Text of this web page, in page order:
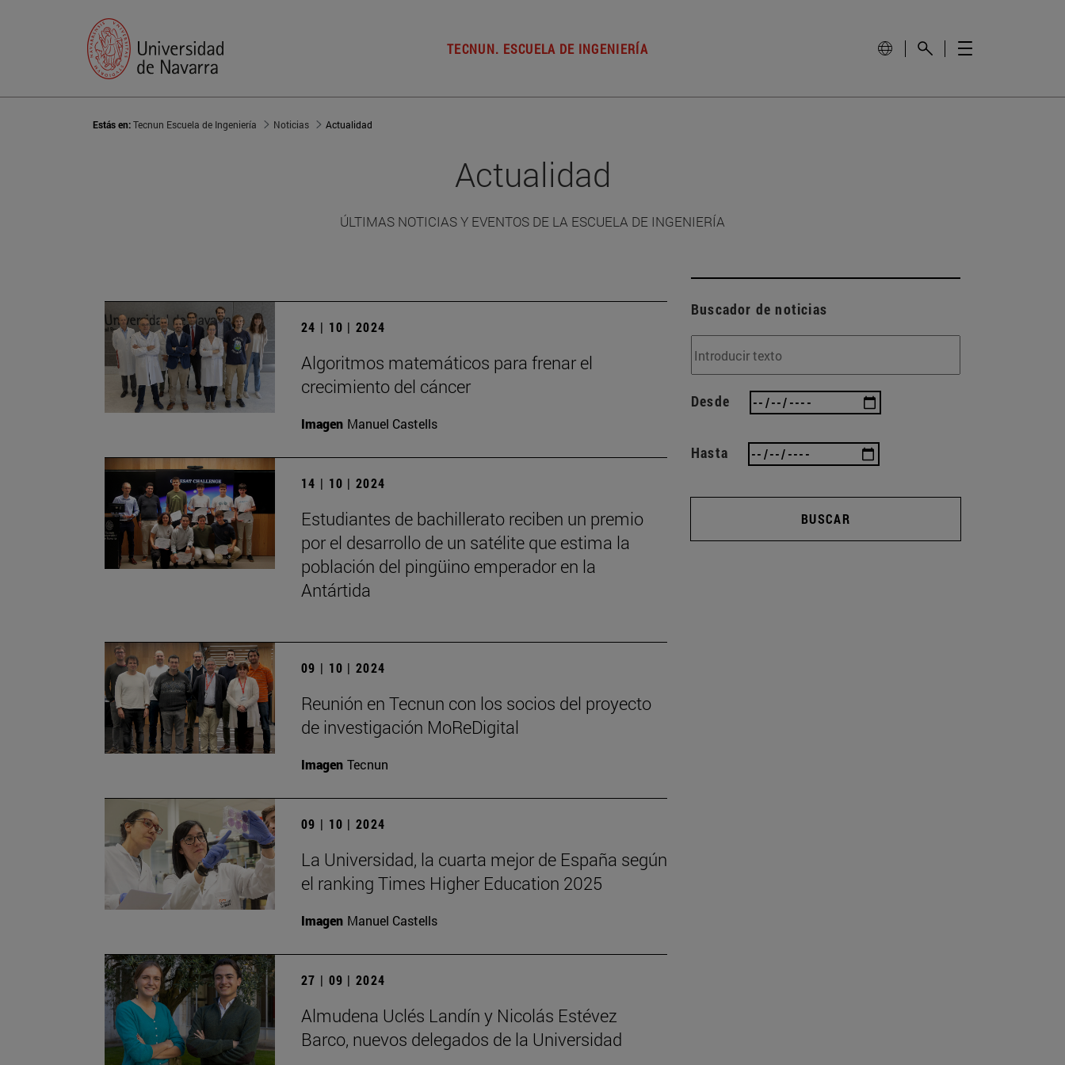
TECNUN. ESCUELA DE INGENIERÍA
Estás en:Tecnun Escuela de Ingeniería Noticias Actualidad
Actualidad
ÚLTIMAS NOTICIAS Y EVENTOS DE LA ESCUELA DE INGENIERÍA
24 | 10 | 2024
Algoritmos matemáticos para frenar el
crecimiento del cáncer
Imagen Manuel Castells
14 | 10 | 2024
Estudiantes de bachillerato reciben un premio
por el desarrollo de un satélite que estima la
población del pingüino emperador en la
Antártida
09 | 10 | 2024
Reunión en Tecnun con los socios del proyecto
de investigación MoReDigital
Imagen Tecnun
09 | 10 | 2024
La Universidad, la cuarta mejor de España según
el ranking Times Higher Education 2025
Imagen Manuel Castells
27 | 09 | 2024
Almudena Uclés Landín y Nicolás Estévez
Barco, nuevos delegados de la Universidad
Buscador de noticias
Desde
Hasta
BUSCAR